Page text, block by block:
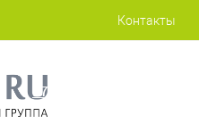
Контакты
+7 (812) 409-48-97